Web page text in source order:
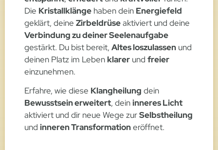
Die Kristallklänge haben dein Energiefeld
geklärt, deine Zirbeldrüseaktiviert und deine
Verbindung zu deiner Seelenaufgabe
gestärkt. Du bist bereit, Altes loszulassen und
deinen Platz im Leben klarer und freier
einzunehmen.
Erfahre, wie diese Klangheilung dein
Bewusstsein erweitert, deininneres Licht
aktiviert und dir neue Wege zurSelbstheilung
und inneren Transformationeröffnet.